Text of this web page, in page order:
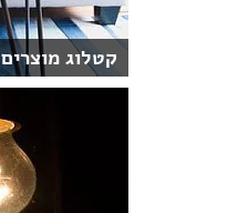
קטלוג מוצרים